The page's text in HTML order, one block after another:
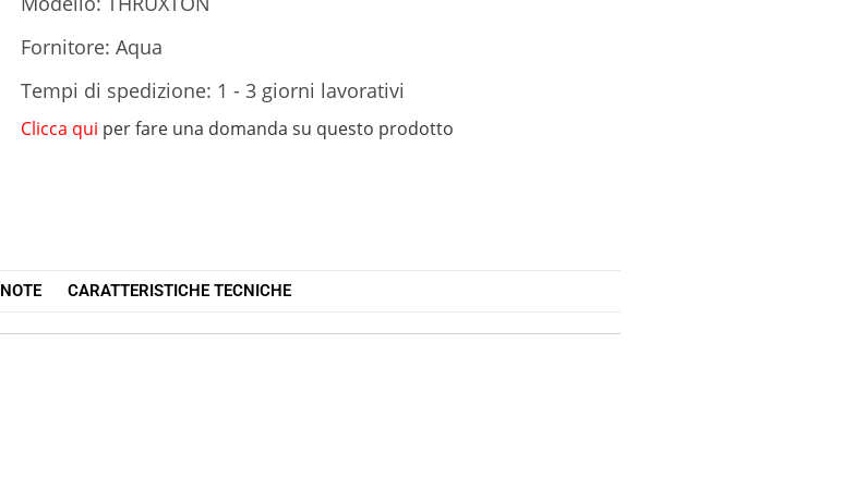
Fornitore: Aqua
Tempi di spedizione: 1 - 3 giorni lavorativi
Clicca qui per fare una domanda su questo prodotto
NOTE CARATTERISTICHE TECNICHE